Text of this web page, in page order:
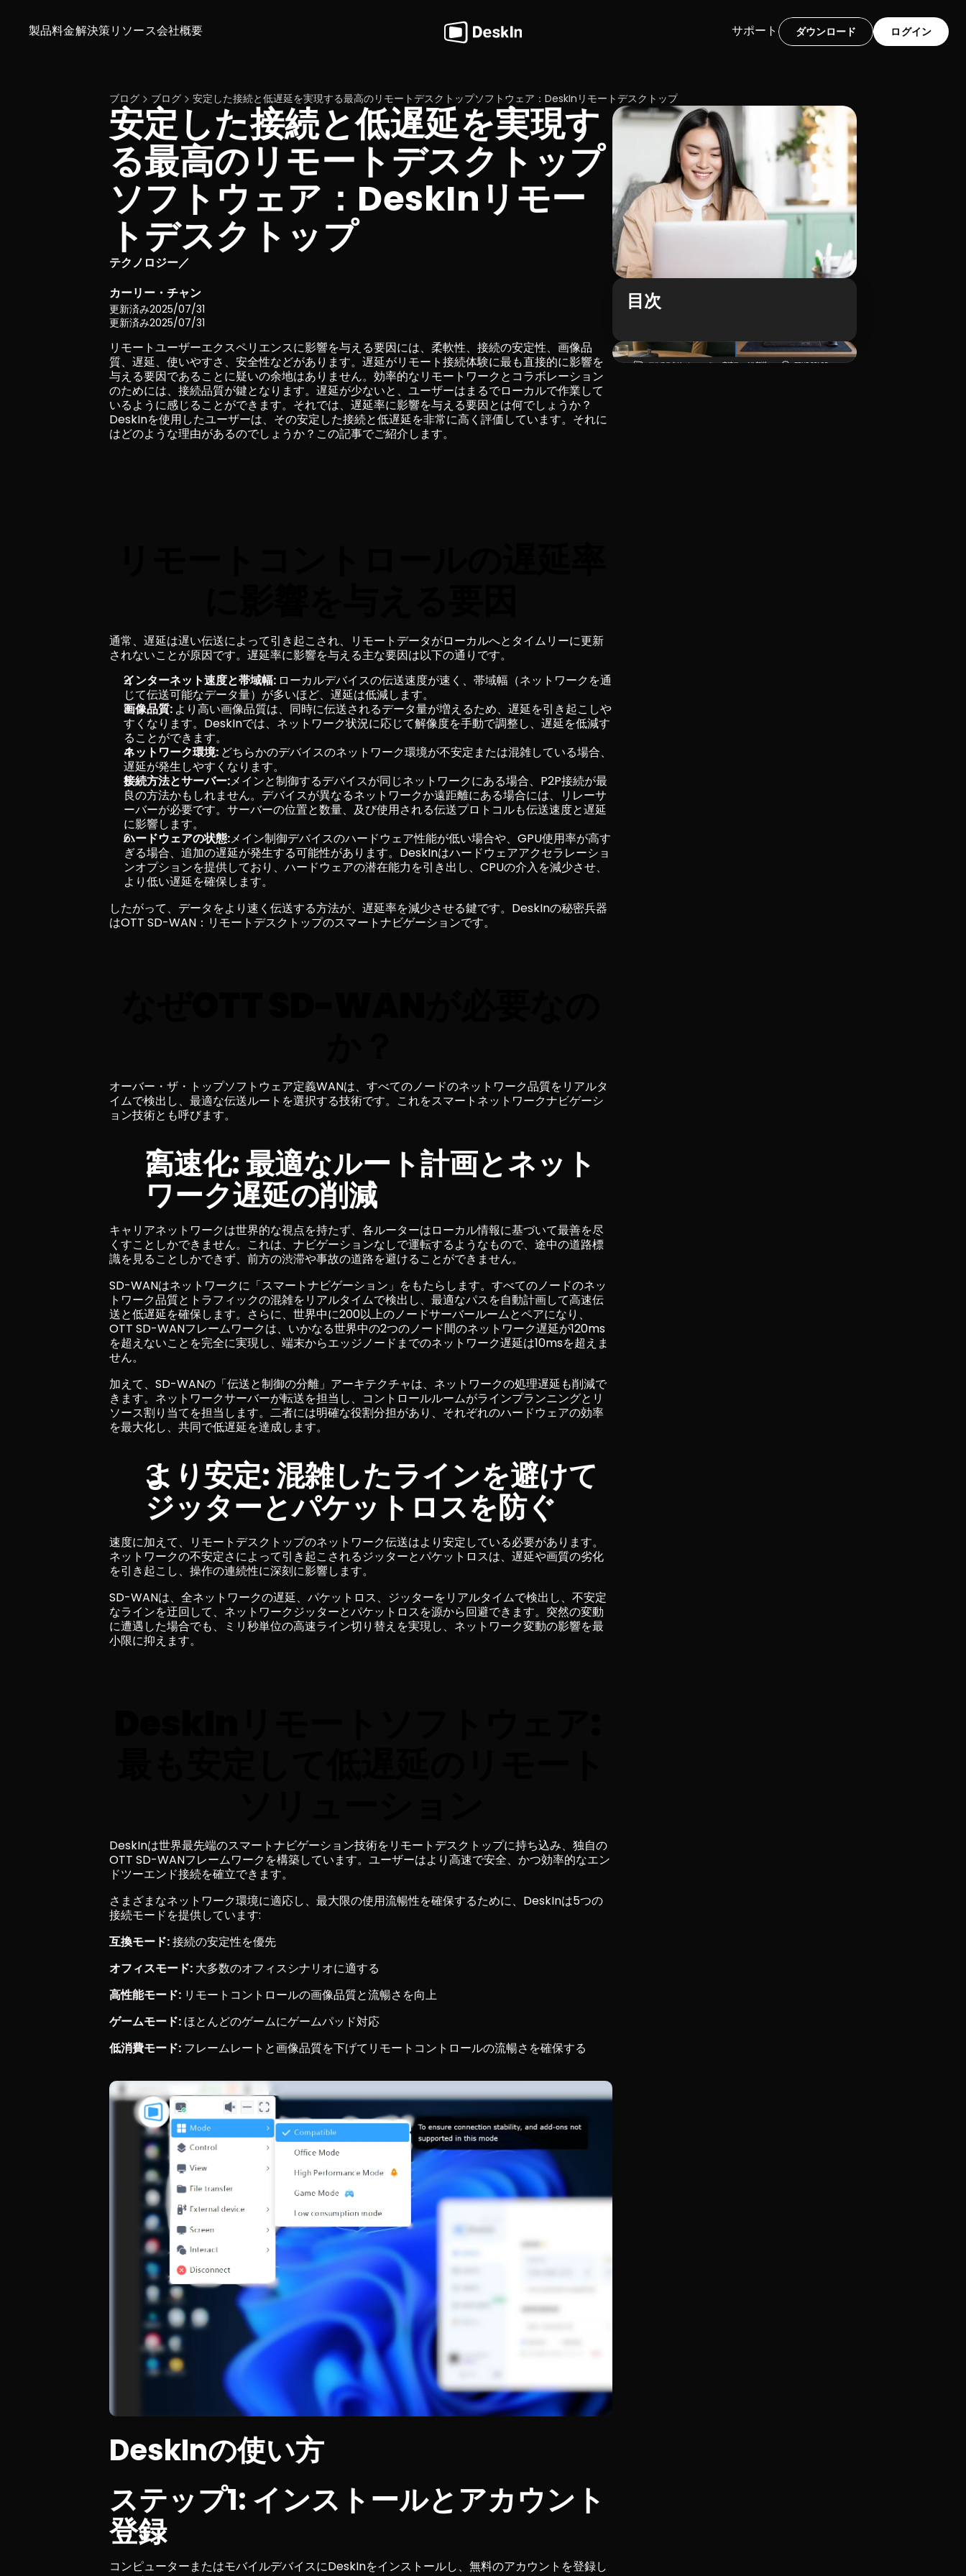
製品料金 リソース
解決策 会社概要 ダウンロード ログイン
サポート
ブログ ブログ 安定した接続と低遅延を実現する最高のリモートデスクトップソフトウェア：DeskInリモートデスクトップ
安定した接続と低遅延を実現す
る最高のリモートデスクトップ
ソフトウェア：DeskInリモー
トデスクトップ
テクノロジー／
カーリー・チャン
更新済み2025/07/31
更新済み2025/07/31
リモートユーザーエクスペリエンスに影響を与える要因には、柔軟性、接続の安定性、画像品
質、遅延、使いやすさ、安全性などがあります。遅延がリモート接続体験に最も直接的に影響を
与える要因であることに疑いの余地はありません。効率的なリモートワークとコラボレーション
のためには、接続品質が鍵となります。遅延が少ないと、ユーザーはまるでローカルで作業して
いるように感じることができます。それでは、遅延率に影響を与える要因とは何でしょうか？
DeskInを使用したユーザーは、その安定した接続と低遅延を非常に高く評価しています。それに
はどのような理由があるのでしょうか？この記事でご紹介します。
通常、遅延は遅い伝送によって引き起こされ、リモートデータがローカルへとタイムリーに更新
されないことが原因です。遅延率に影響を与える主な要因は以下の通りです。
インターネット速度と帯域幅: ローカルデバイスの伝送速度が速く、帯域幅（ネットワークを通
じて伝送可能なデータ量）が多いほど、遅延は低減します。
画像品質: より高い画像品質は、同時に伝送されるデータ量が増えるため、遅延を引き起こしや
すくなります。DeskInでは、ネットワーク状況に応じて解像度を手動で調整し、遅延を低減す
ることができます。
ネットワーク環境: どちらかのデバイスのネットワーク環境が不安定または混雑している場合、
遅延が発生しやすくなります。
接続方法とサーバー:メインと制御するデバイスが同じネットワークにある場合、P2P接続が最
良の方法かもしれません。デバイスが異なるネットワークか遠距離にある場合には、リレーサ
ーバーが必要です。サーバーの位置と数量、及び使用される伝送プロトコルも伝送速度と遅延
に影響します。
ハードウェアの状態:メイン制御デバイスのハードウェア性能が低い場合や、GPU使用率が高す
ぎる場合、追加の遅延が発生する可能性があります。DeskInはハードウェアアクセラレーショ
ンオプションを提供しており、ハードウェアの潜在能力を引き出し、CPUの介入を減少させ、
より低い遅延を確保します。
したがって、データをより速く伝送する方法が、遅延率を減少させる鍵です。DeskInの秘密兵器
はOTT SD-WAN：リモートデスクトップのスマートナビゲーションです。
オーバー・ザ・トップソフトウェア定義WANは、すべてのノードのネットワーク品質をリアルタ
イムで検出し、最適な伝送ルートを選択する技術です。これをスマートネットワークナビゲーシ
ョン技術とも呼びます。
高速化: 最適なルート計画とネット
ワーク遅延の削減
キャリアネットワークは世界的な視点を持たず、各ルーターはローカル情報に基づいて最善を尽
くすことしかできません。これは、ナビゲーションなしで運転するようなもので、途中の道路標
識を見ることしかできず、前方の渋滞や事故の道路を避けることができません。
SD-WANはネットワークに「スマートナビゲーション」をもたらします。すべてのノードのネッ
トワーク品質とトラフィックの混雑をリアルタイムで検出し、最適なパスを自動計画して高速伝
送と低遅延を確保します。さらに、世界中に200以上のノードサーバールームとペアになり、
OTT SD-WANフレームワークは、いかなる世界中の2つのノード間のネットワーク遅延が120ms
を超えないことを完全に実現し、端末からエッジノードまでのネットワーク遅延は10msを超えま
せん。
加えて、SD-WANの「伝送と制御の分離」アーキテクチャは、ネットワークの処理遅延も削減で
きます。ネットワークサーバーが転送を担当し、コントロールルームがラインプランニングとリ
ソース割り当てを担当します。二者には明確な役割分担があり、それぞれのハードウェアの効率
を最大化し、共同で低遅延を達成します。
より安定: 混雑したラインを避けて
ジッターとパケットロスを防ぐ
速度に加えて、リモートデスクトップのネットワーク伝送はより安定している必要があります。
ネットワークの不安定さによって引き起こされるジッターとパケットロスは、遅延や画質の劣化
を引き起こし、操作の連続性に深刻に影響します。
SD-WANは、全ネットワークの遅延、パケットロス、ジッターをリアルタイムで検出し、不安定
なラインを迂回して、ネットワークジッターとパケットロスを源から回避できます。突然の変動
に遭遇した場合でも、ミリ秒単位の高速ライン切り替えを実現し、ネットワーク変動の影響を最
小限に抑えます。
DeskInは世界最先端のスマートナビゲーション技術をリモートデスクトップに持ち込み、独自の
OTT SD-WANフレームワークを構築しています。ユーザーはより高速で安全、かつ効率的なエン
ドツーエンド接続を確立できます。
さまざまなネットワーク環境に適応し、最大限の使用流暢性を確保するために、DeskInは5つの
接続モードを提供しています:
互換モード: 接続の安定性を優先
オフィスモード: 大多数のオフィスシナリオに適する
高性能モード: リモートコントロールの画像品質と流暢さを向上
ゲームモード: ほとんどのゲームにゲームパッド対応
低消費モード: フレームレートと画像品質を下げてリモートコントロールの流暢さを確保する
DeskInの使い方
ステップ1: インストールとアカウント
登録
コンピューターまたはモバイルデバイスにDeskInをインストールし、無料のアカウントを登録し
目次